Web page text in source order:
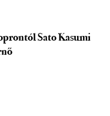
Sato Kasumi